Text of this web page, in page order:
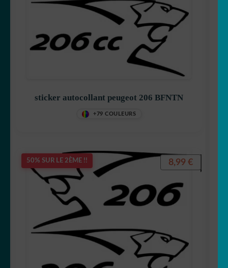
sticker autocollant peugeot 206 BFNTN
+79 COULEURS
50% SUR LE 2ÈME !! 8,99 €